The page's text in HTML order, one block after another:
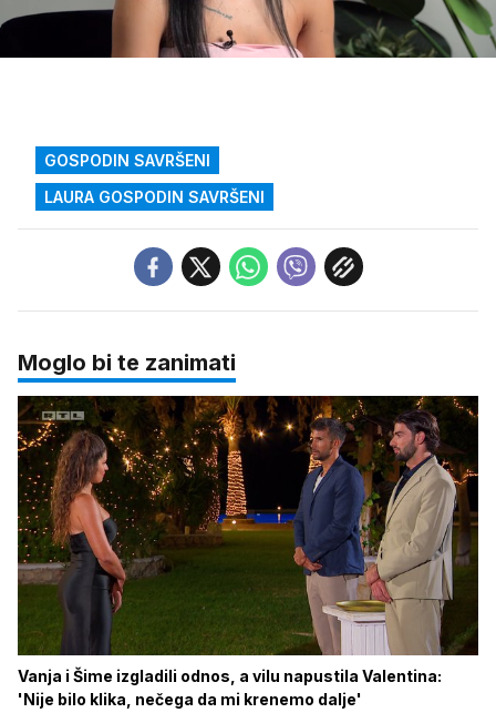
zvuk
Loaded:
GOSPODIN SAVRŠENI
LAURA GOSPODIN SAVRŠENI
Moglo bi te zanimati
Vanja i Šime izgladili odnos, a vilu napustila Valentina:
'Nije bilo klika, nečega da mi krenemo dalje'